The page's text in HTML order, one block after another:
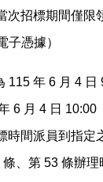
次招標期間僅限
子憑據）
115 年 6 月 4 日
6 月 4 日 10:00
時間派員到指定
、第 53 條辦